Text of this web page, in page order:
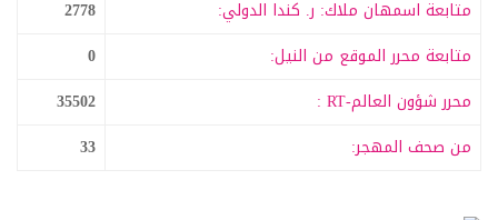
متابعة اسمهان ملاك: ر. كندا الدولي:
2778
متابعة محرر الموقع من النيل:
0
محرر شؤون العالم-RT :
35502
من صحف المهجر:
33